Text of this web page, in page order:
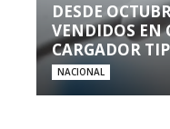
DESDE
VENDIDOS EN
CARGADOR
NACIONAL